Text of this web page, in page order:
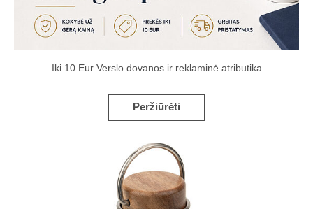
Iki 10 Eur Verslo dovanos ir reklaminė atributika
Peržiūrėti